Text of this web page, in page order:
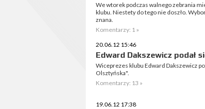
We wtorek podczas walnego zebrania
klubu. Niestety do tego nie doszło.
znana.
Komentarzy: 1 »
20.06.12 15:46
Edward Dakszewicz podał
Wiceprezes klubu Edward Dakszewicz
Olsztyńska".
Komentarzy: 13 »
19.06.12 17:38